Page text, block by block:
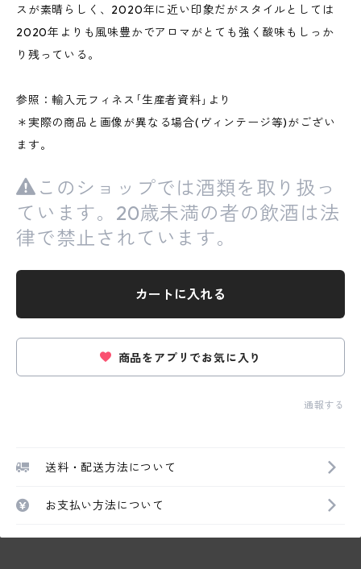
スが素晴らしく、2020年に近い印象だがスタイルとしては
2020年よりも風味豊かでアロマがとても強く酸味もしっか
り残っている。
参照：輸入元フィネス｢生産者資料｣より
＊実際の商品と画像が異なる場合(ヴィンテージ等)がござい
ます。
このショップでは酒類を取り扱っ
ています。20歳未満の者の飲酒は法
律で禁止されています。
カートに入れる
商品をアプリでお気に入り
通報する
送料・配送方法について
お支払い方法について